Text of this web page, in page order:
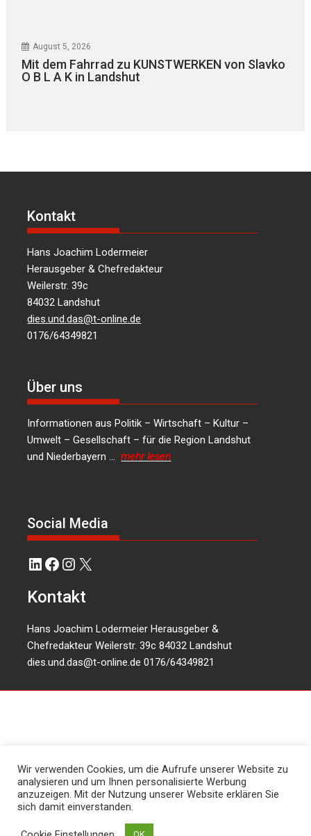
August 5, 2026
Mit dem Fahrrad zu KUNSTWERKEN von Slavko
O B L A K in Landshut
Kontakt
Hans Joachim Lodermeier
Herausgeber & Chefredakteur
Weilerstr. 39c
84032 Landshut
dies.und.das@t-online.de
0176/64349821
Über uns
Informationen aus Politik – Wirtschaft – Kultur –
Umwelt – Gesellschaft – für die Region Landshut
und Niederbayern …mehr lesen
Social Media
LinkedIn
Facebook
Instagram
X
Kontakt
Hans Joachim Lodermeier Herausgeber &
Chefredakteur Weilerstr. 39c 84032 Landshut
dies.und.das@t-online.de 0176/64349821
Wir verwenden Cookies, um die Aufrufe unserer Website zu
analysieren und um Ihnen personalisierte Werbung
anzuzeigen. Mit der Nutzung unserer Website erklären Sie
sich damit einverstanden.